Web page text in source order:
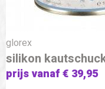
glorex
silikon
prijs vanaf € 39,95